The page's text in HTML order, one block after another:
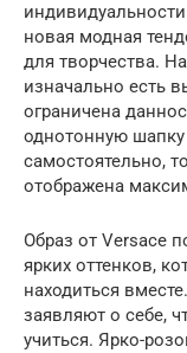
новая модная
для творчества.
изначально есть
ограничена
однотонную
самостоятельно,
отображена
Образ от Versace
ярких оттенков,
находиться
заявляют о себе,
учиться. Ярко-